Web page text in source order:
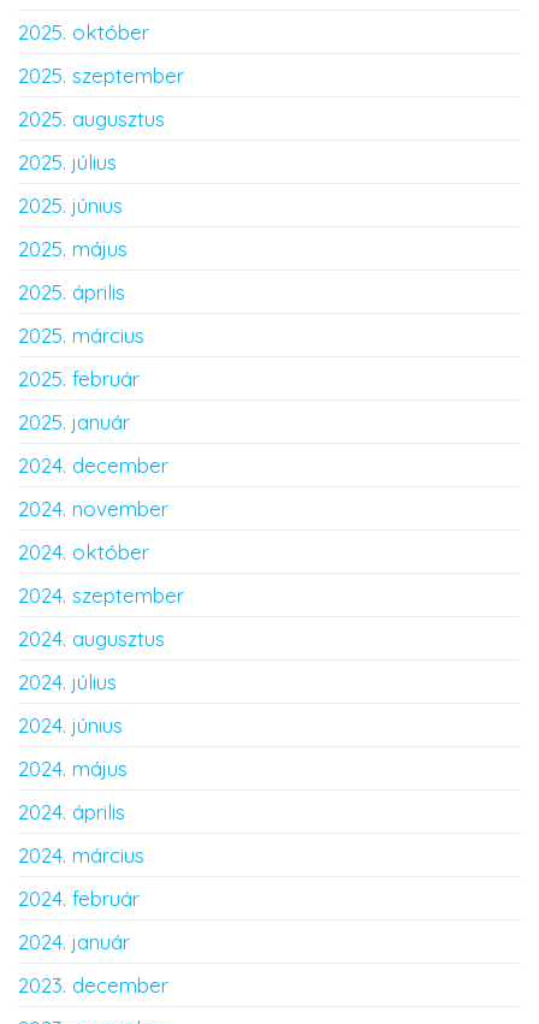
2025. október
2025. szeptember
2025. augusztus
2025. július
2025. június
2025. május
2025. április
2025. március
2025. február
2025. január
2024. december
2024. november
2024. október
2024. szeptember
2024. augusztus
2024. július
2024. június
2024. május
2024. április
2024. március
2024. február
2024. január
2023. december